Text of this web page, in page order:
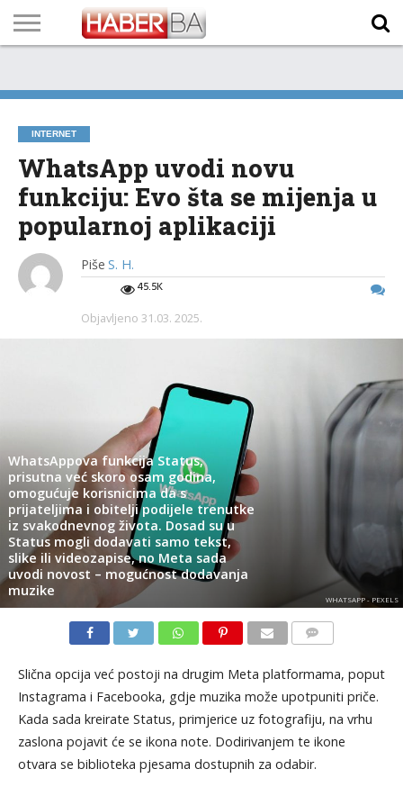
TECH
PROGRAM
PROGNOZA
PUTEVIMA
LISTA
NAMA
INTERNET
WhatsApp uvodi novu
funkciju: Evo šta se mijenja u
popularnoj aplikaciji
Piše S. H.
45.5K
Objavljeno 31.03. 2025.
WhatsAppova funkcija Status,
prisutna već skoro osam godina,
omogućuje korisnicima da s
prijateljima i obitelji podijele trenutke
iz svakodnevnog života. Dosad su u
Status mogli dodavati samo tekst,
slike ili videozapise, no Meta sada
uvodi novost – mogućnost dodavanja
muzike
WHATSAPP - PEXELS
Slična opcija već postoji na drugim Meta platformama, poput
Instagrama i Facebooka, gdje muzika može upotpuniti priče.
Kada sada kreirate Status, primjerice uz fotografiju, na vrhu
zaslona pojavit će se ikona note. Dodirivanjem te ikone
otvara se biblioteka pjesama dostupnih za odabir.